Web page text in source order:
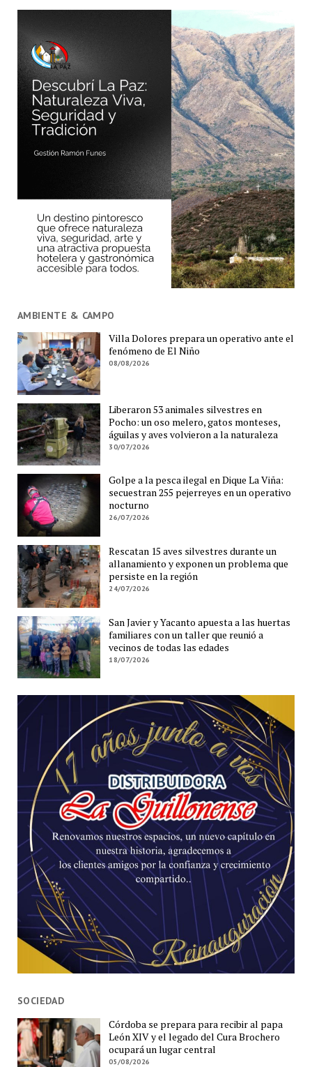
AMBIENTE & CAMPO
Villa Dolores prepara un operativo ante el
fenómeno de El Niño
08/08/2026
Liberaron 53 animales silvestres en
Pocho: un oso melero, gatos monteses,
águilas y aves volvieron a la naturaleza
30/07/2026
Golpe a la pesca ilegal en Dique La Viña:
secuestran 255 pejerreyes en un operativo
nocturno
26/07/2026
Rescatan 15 aves silvestres durante un
allanamiento y exponen un problema que
persiste en la región
24/07/2026
San Javier y Yacanto apuesta a las huertas
familiares con un taller que reunió a
vecinos de todas las edades
18/07/2026
SOCIEDAD
Córdoba se prepara para recibir al papa
León XIV y el legado del Cura Brochero
ocupará un lugar central
05/08/2026